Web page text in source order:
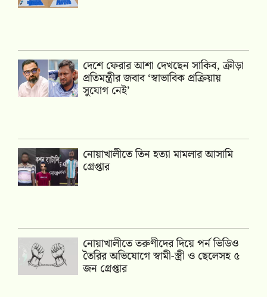
দেশে ফেরার আশা দেখছেন সাকিব, ক্রীড়া
প্রতিমন্ত্রীর জবাব ‘স্বাভাবিক প্রক্রিয়ায়
সুযোগ নেই’
নোয়াখালীতে তিন হত্যা মামলার আসামি
গ্রেপ্তার
নোয়াখালীতে তরুণীদের দিয়ে পর্ন ভিডিও
তৈরির অভিযোগে স্বামী-স্ত্রী ও ছেলেসহ ৫
জন গ্রেপ্তার